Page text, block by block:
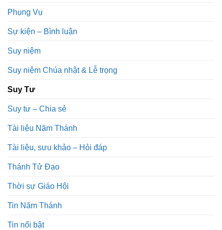
Phụng Vụ
Sự kiện – Bình luận
Suy niệm
Suy niệm Chúa nhật & Lễ trọng
Suy Tư
Suy tư – Chia sẻ
Tài liệu Năm Thánh
Tài liệu, sưu khảo – Hỏi đáp
Thánh Tử Đạo
Thời sự Giáo Hội
Tin Năm Thánh
Tin nổi bật